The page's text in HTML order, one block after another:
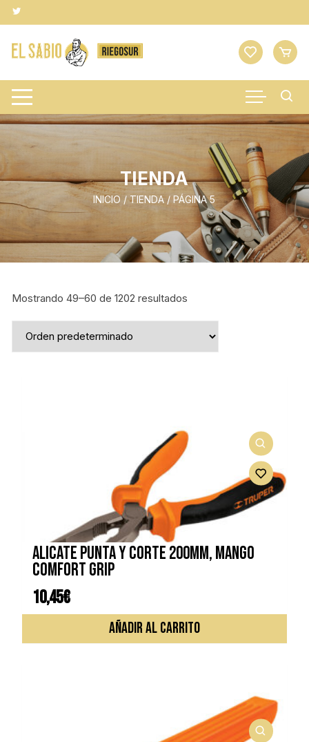
Saltar
al
contenido
TIENDA
INICIO/TIENDA / PÁGINA 5
Mostrando 49–60 de 1202 resultados
ALICATE PUNTA Y CORTE 200MM, MANGO
COMFORT GRIP
10,45€
AÑADIR AL CARRITO